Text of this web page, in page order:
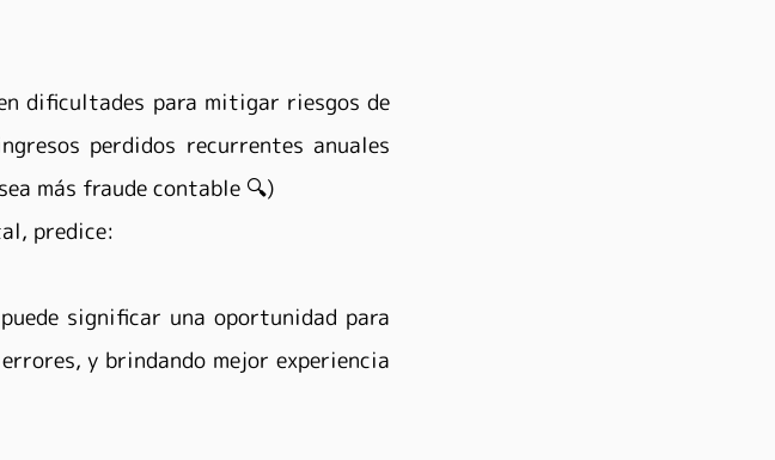
dificultades para mitigar riesgos de
perdidos recurrentes anuales
más fraude contable 🔍)
predice:
significar una oportunidad para
y brindando mejor experiencia